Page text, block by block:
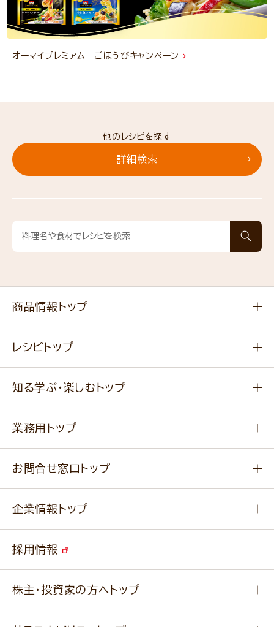
オーマイプレミアム ごほうびキャンペーン
他のレシピを探す
詳細検索
商品情報トップ
健康食品・他
新商品・リニューアル商品
通販サイト一覧
レシピトップ
作り方動画
みなさまのレシピはこちら
知る学ぶ・楽しむトップ
ふっくらパンをつくりましょう
キャンペーン
業務用トップ
ニップンの アマニ 業務用サイト
ベジカフェブランドサイト
お問合せ窓口トップ
改善事例
業務用商品のお問合せ
企業情報トップ
事業紹介
採用情報
株主・投資家の方へトップ